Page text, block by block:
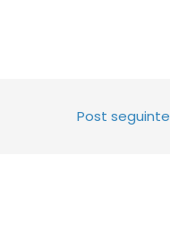
Post seguinte